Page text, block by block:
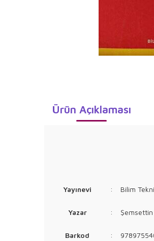
Ürün Açıklaması
Yayınevi : Bilim
Yazar : Şemsettin
Barkod :